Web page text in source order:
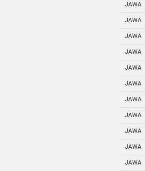
JAWA
JAWA
JAWA
JAWA
JAWA
JAWA
JAWA
JAWA
JAWA
JAWA
JAWA